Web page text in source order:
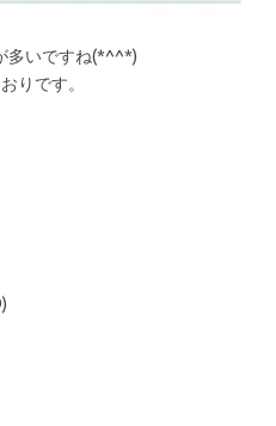
多いですね(*^^*)
りです。